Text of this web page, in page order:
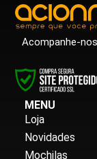
Acompanhe-nos
MENU
Loja
Novidades
Mochilas